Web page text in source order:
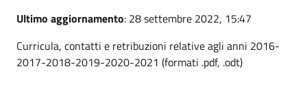
Ultimo aggiornamento: 28 settembre 2022, 15:47
Curricula, contatti e retribuzioni relative agli anni 2016-
2017-2018-2019-2020-2021 (formati .pdf, .odt)